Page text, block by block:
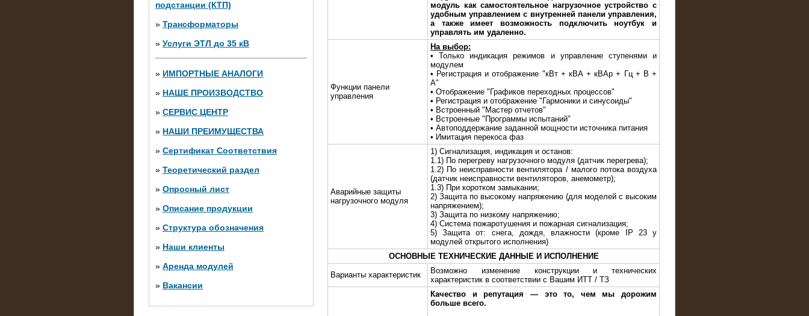
подстанции (КТП)
» Трансформаторы
» Услуги ЭТЛ до 35 кВ
» ИМПОРТНЫЕ АНАЛОГИ
» НАШЕ ПРОИЗВОДСТВО
» СЕРВИС ЦЕНТР
» НАШИ ПРЕИМУЩЕСТВА
» Сертификат Соответствия
» Теоретический раздел
» Опросный лист
» Описание продукции
» Структура обозначения
» Наши клиенты
» Аренда модулей
» Вакансии
28.02.2015
Нагрузочные модули 700 кВт (4
штуки)
10.10.2014
Нагрузочный комплекс 20 МВт в 2
яруса (напряжение 6-10 кВ)
модуль как самостоятельное нагрузочное устройство с
удобным управлением с внутренней панели управления,
а также имеет возможность подключить ноутбук и
управлять им удаленно.
Функции панели
управления
На выбор:
• Только индикация режимов и управление ступенями и
модулем
• Регистрация и отображение "кВт + кВА + кВАр + Гц + В +
А"
• Отображение "Графиков переходных процессов"
• Регистрация и отображение "Гармоники и синусоиды"
• Встроенный "Мастер отчетов"
• Встроенные "Программы испытаний"
• Автоподдержание заданной мощности источника питания
• Имитация перекоса фаз
Аварийные защиты
нагрузочного модуля
1) Сигнализация, индикация и останов:
1.1) По перегреву нагрузочного модуля (датчик перегрева);
1.2) По неисправности вентилятора / малого потока воздуха
(датчик неисправности вентиляторов, анемометр);
1.3) При коротком замыкании;
2) Защита по высокому напряжению (для моделей с высоким
напряжением);
3) Защита по низкому напряжению;
4) Система пожаротушения и пожарная сигнализация;
5) Защита от: снега, дождя, влажности (кроме IP 23 у
модулей открытого исполнения)
ОСНОВНЫЕ ТЕХНИЧЕСКИЕ ДАННЫЕ И ИСПОЛНЕНИЕ
Варианты характеристик
Возможно изменение конструкции и технических
характеристик в соответствии с Вашим ИТТ / ТЗ
Качество и репутация — это то, чем мы дорожим
больше всего.